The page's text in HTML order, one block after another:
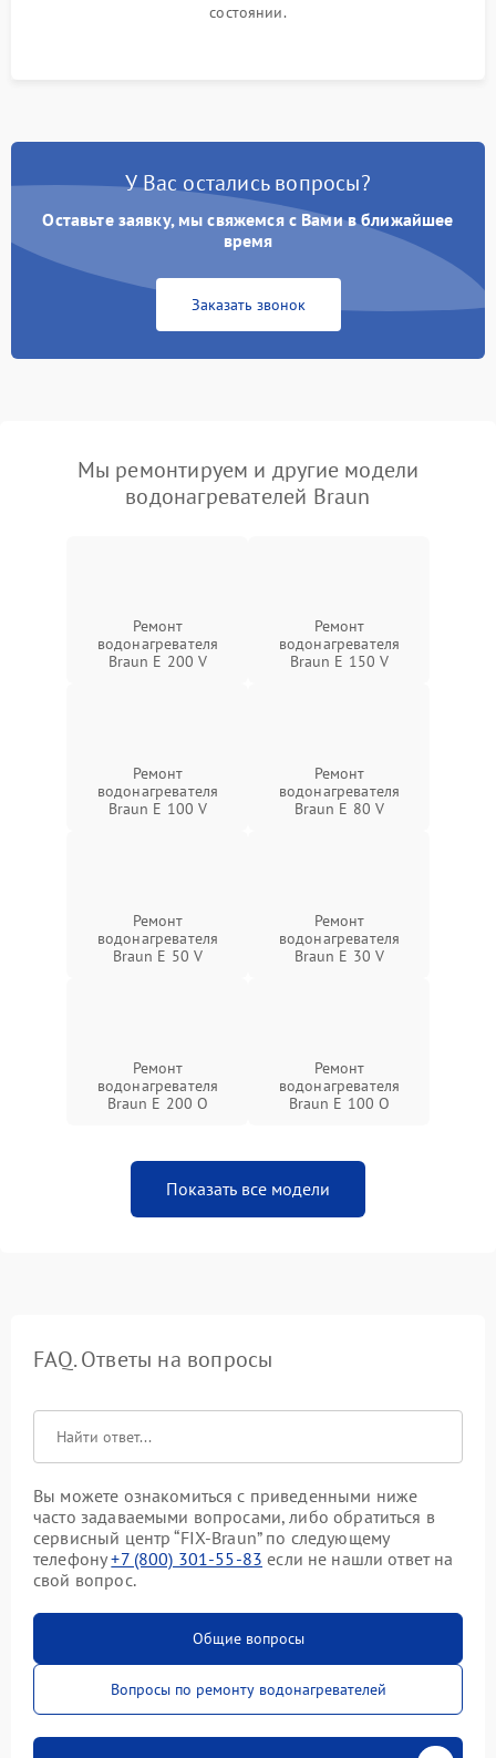
состоянии.
У Вас остались вопросы?
Оставьте заявку, мы свяжемся с Вами в ближайшее
время
Заказать звонок
Мы ремонтируем и другие модели
водонагревателей Braun
Ремонт
водонагревателя
Braun E 200 V
Ремонт
водонагревателя
Braun E 150 V
Ремонт
водонагревателя
Braun E 100 V
Ремонт
водонагревателя
Braun E 80 V
Ремонт
водонагревателя
Braun E 50 V
Ремонт
водонагревателя
Braun E 30 V
Ремонт
водонагревателя
Braun E 200 O
Ремонт
водонагревателя
Braun E 100 O
Показать все модели
FAQ. Ответы на вопросы
Вы можете ознакомиться с приведенными ниже
часто задаваемыми вопросами, либо обратиться в
сервисный центр “FIX-Braun” по следующему
телефону+7 (800) 301-55-83 если не нашли ответ на
свой вопрос.
Общие вопросы
Вопросы по ремонту водонагревателей